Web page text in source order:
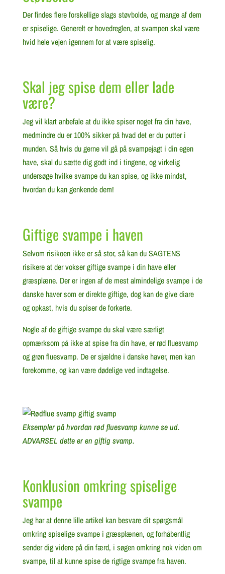
Der findes flere forskellige slags støvbolde, og mange af dem
er spiselige. Generelt er hovedreglen, at svampen skal være
hvid hele vejen igennem for at være spiselig.
Skal jeg spise dem eller lade
være?
Jeg vil klart anbefale at du ikke spiser noget fra din have,
medmindre du er 100% sikker på hvad det er du putter i
munden. Så hvis du gerne vil gå på svampejagt i din egen
have, skal du sætte dig godt ind i tingene, og virkelig
undersøge hvilke svampe du kan spise, og ikke mindst,
hvordan du kan genkende dem!
Giftige svampe i haven
Selvom risikoen ikke er så stor, så kan du SAGTENS
risikere at der vokser giftige svampe i din have eller
græsplæne. Der er ingen af de mest almindelige svampe i de
danske haver som er direkte giftige, dog kan de give diare
og opkast, hvis du spiser de forkerte.
Nogle af de giftige svampe du skal være særligt
opmærksom på ikke at spise fra din have, er rød fluesvamp
og grøn fluesvamp. De er sjældne i danske haver, men kan
forekomme, og kan være dødelige ved indtagelse.
Eksempler på hvordan rød fluesvamp kunne se ud.
ADVARSEL dette er en giftig svamp.
Konklusion omkring spiselige
svampe
Jeg har at denne lille artikel kan besvare dit spørgsmål
omkring spiselige svampe i græsplænen, og forhåbentlig
sender dig videre på din færd, i søgen omkring nok viden om
svampe, til at kunne spise de rigtige svampe fra haven.